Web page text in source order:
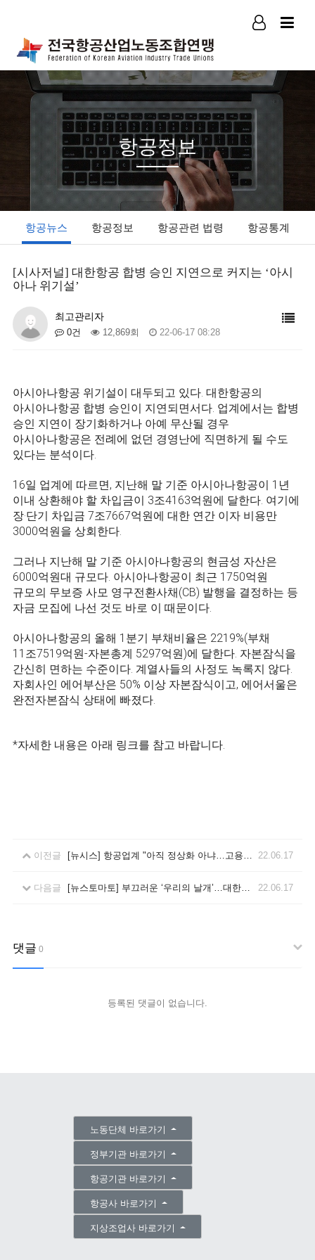
항공정보
항공뉴스 항공정보 항공관련 법령 항공통계
[시사저널] 대한항공 합병 승인 지연으로 커지는 ‘아시
아나 위기설’
최고관리자
0건 12,869회 22-06-17 08:28
아시아나항공 위기설이 대두되고 있다. 대한항공의
아시아나항공 합병 승인이 지연되면서다. 업계에서는 합병
승인 지연이 장기화하거나 아예 무산될 경우
아시아나항공은 전례에 없던 경영난에 직면하게 될 수도
있다는 분석이다.
16일 업계에 따르면, 지난해 말 기준 아시아나항공이 1년
이내 상환해야 할 차입금이 3조4163억원에 달한다. 여기에
장·단기 차입금 7조7667억원에 대한 연간 이자 비용만
3000억원을 상회한다.
그러나 지난해 말 기준 아시아나항공의 현금성 자산은
6000억원대 규모다. 아시아나항공이 최근 1750억원
규모의 무보증 사모 영구전환사채(CB) 발행을 결정하는 등
자금 모집에 나선 것도 바로 이 때문이다.
아시아나항공의 올해 1분기 부채비율은 2219%(부채
11조7519억원-자본총계 5297억원)에 달한다. 자본잠식을
간신히 면하는 수준이다. 계열사들의 사정도 녹록지 않다.
자회사인 에어부산은 50% 이상 자본잠식이고, 에어서울은
완전자본잠식 상태에 빠졌다.
*자세한 내용은 아래 링크를 참고 바랍니다.
이전글 [뉴시스] 항공업계 "아직 정상화 아냐…고용유지지원금 연장 안되면 못살아" 22.06.17
다음글 [뉴스토마토] 부끄러운 ‘우리의 날개’…대한항공 합병이 두렵다 22.06.17
댓글 0
등록된 댓글이 없습니다.
노동단체 바로가기
정부기관 바로가기
항공기관 바로가기
항공사 바로가기
지상조업사 바로가기